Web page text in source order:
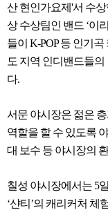
산 현인가요제'서 수상
상 수상팀인 밴드 ‘이
들이 K-POP 등 인기
도 지역 인디밴드들
다.
서문 야시장은 젊은
역할을 할 수 있도록
대 보수 등 야시장의
칠성 야시장에서는 5
‘샨티’의 캐리커처 체